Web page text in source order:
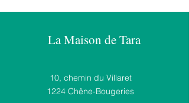
La Maison de Tara
10, chemin du Villaret
1224 Chêne-Bougeries